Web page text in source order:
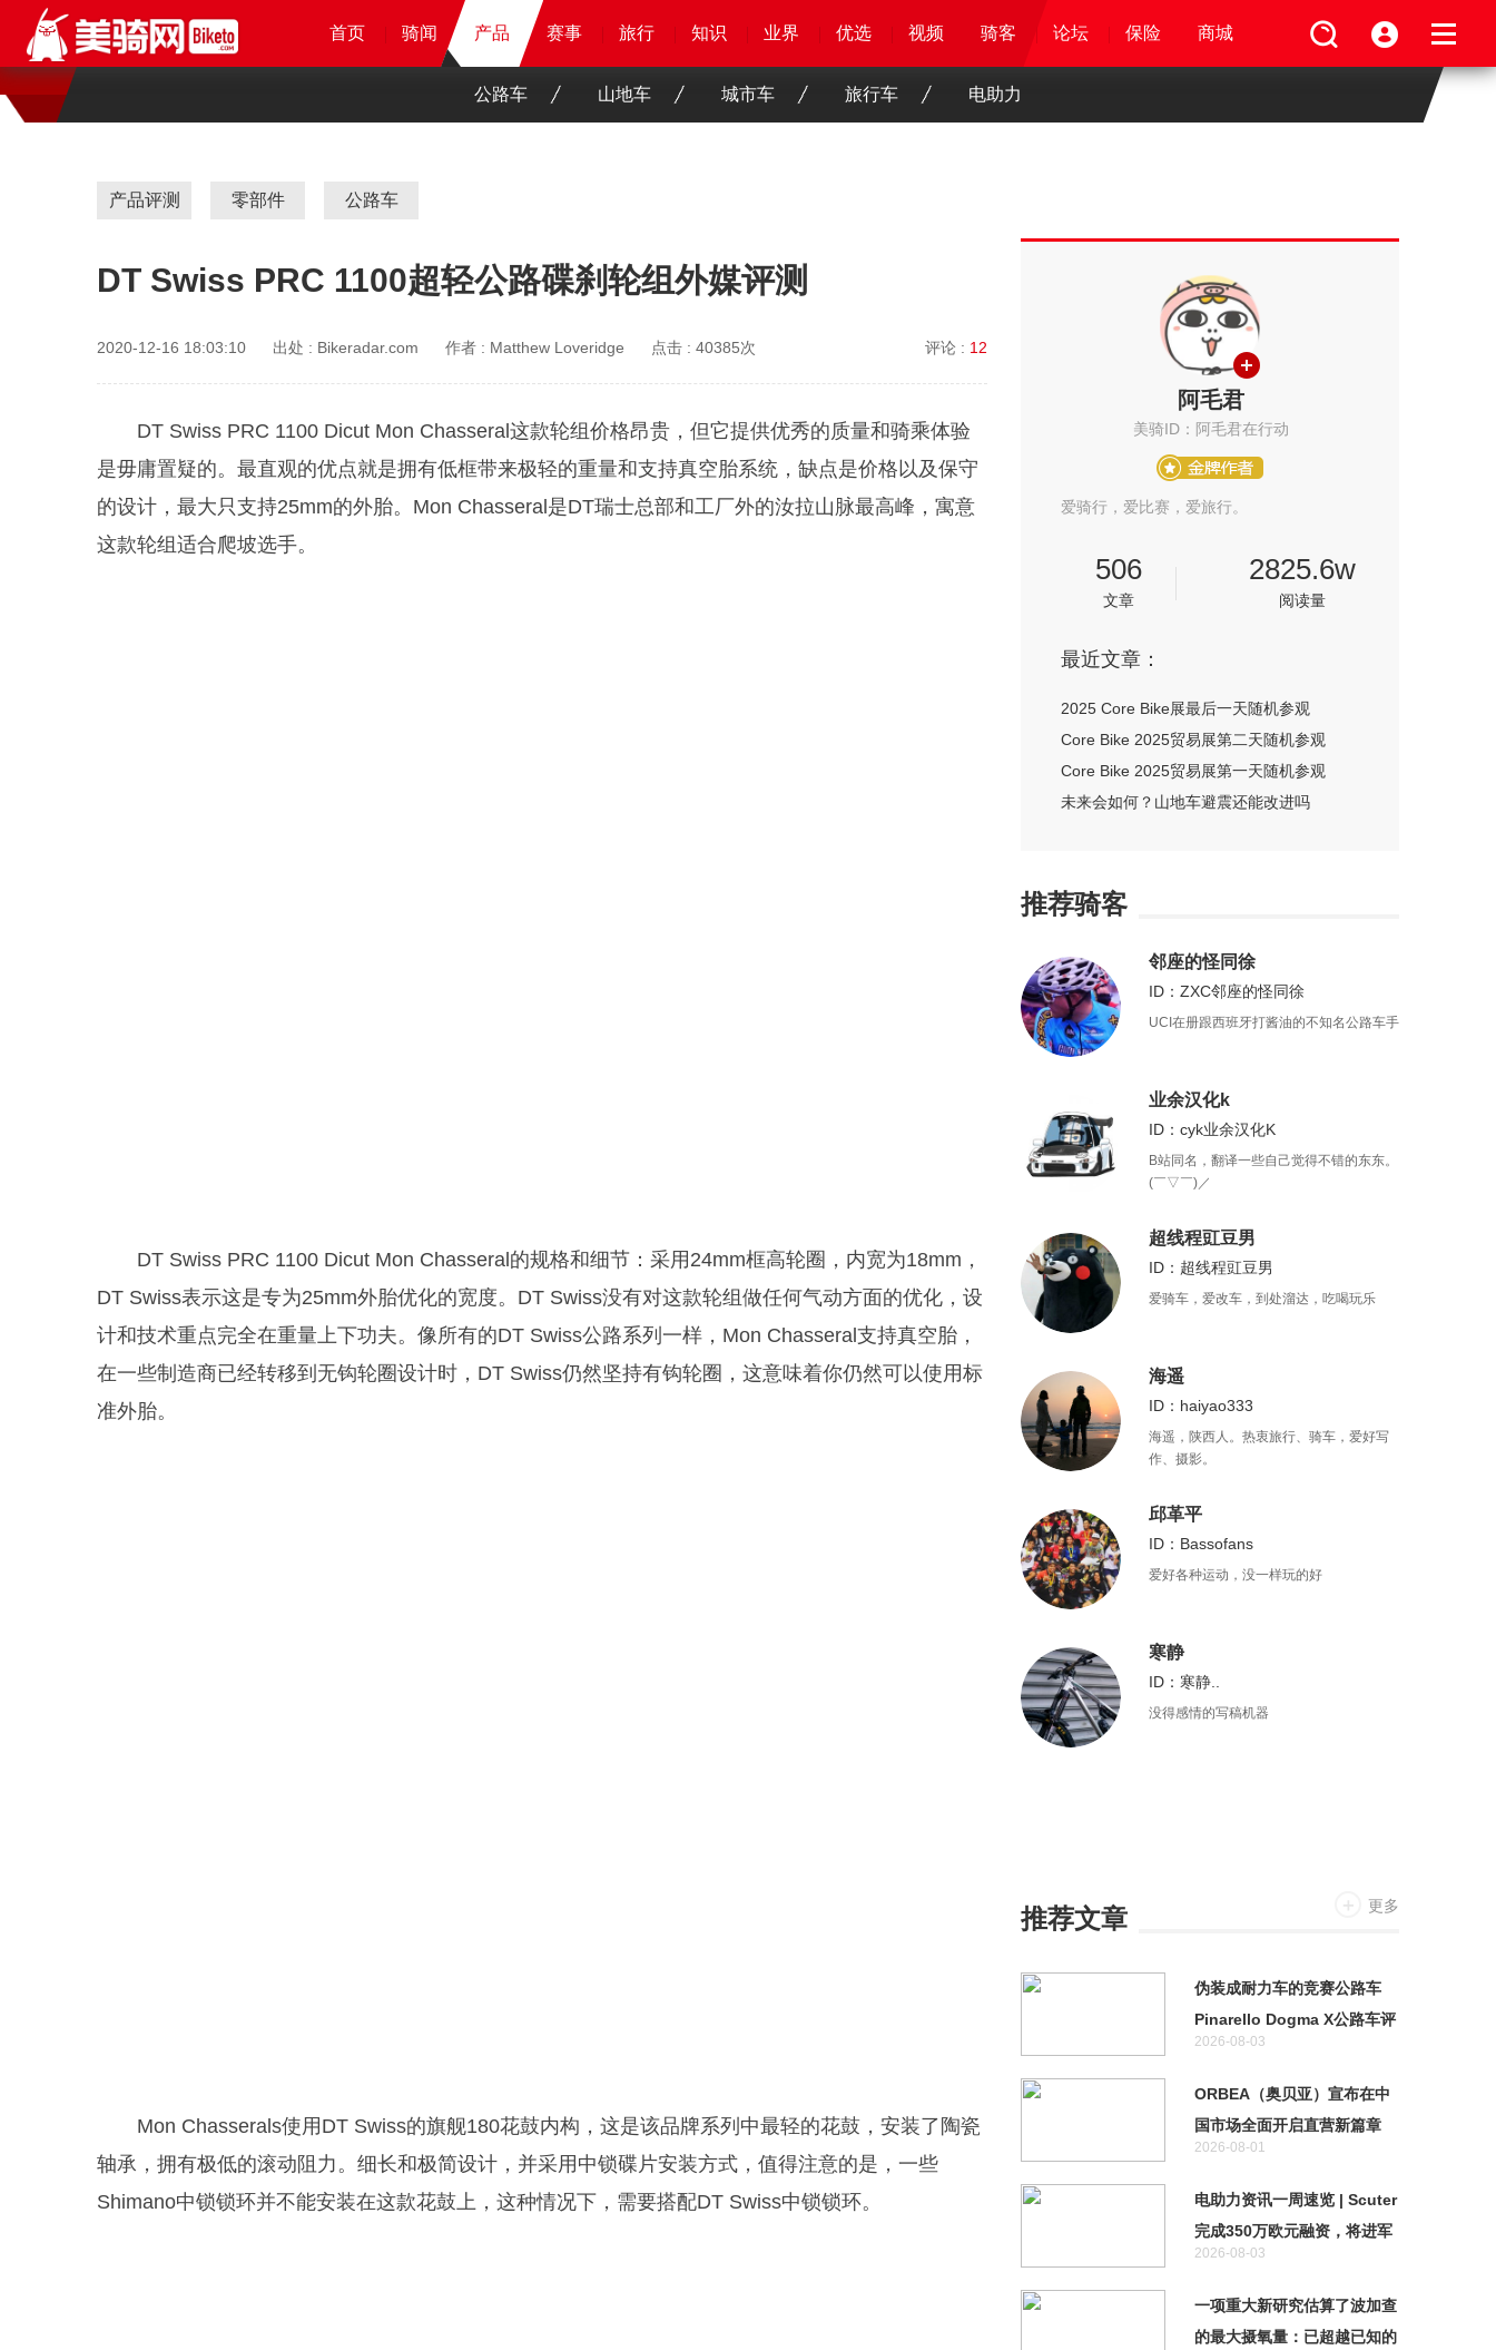
首页 赛事 旅行 知识 业界 优选 骑客 论坛 保险 商城
首页 骑闻 产品 赛事 旅行 知识 业界 优选 骑客 视频 论坛 保险 商城
首页 骑闻 产品 赛事 旅行 知识 业界 优选 视频 骑客 论坛 保险 商城
首页 骑闻 产品 赛事 旅行 知识 业界 优选 视频 骑客 论坛 保险 商城
公路车 山地车 城市车 旅行车 电助力
产品评测 零部件 公路车
DT Swiss PRC 1100超轻公路碟刹轮组外媒评测
2020-12-16 18:03:10 出处 : Bikeradar.com 作者 : Matthew Loveridge 点击 : 40385次 评论 : 12
DT Swiss PRC 1100 Dicut Mon Chasseral这款轮组价格昂贵，但它提供优秀的质量和骑乘体验
是毋庸置疑的。最直观的优点就是拥有低框带来极轻的重量和支持真空胎系统，缺点是价格以及保守
的设计，最大只支持25mm的外胎。Mon Chasseral是DT瑞士总部和工厂外的汝拉山脉最高峰，寓意
这款轮组适合爬坡选手。
DT Swiss PRC 1100 Dicut Mon Chasseral的规格和细节：采用24mm框高轮圈，内宽为18mm，
DT Swiss表示这是专为25mm外胎优化的宽度。DT Swiss没有对这款轮组做任何气动方面的优化，设
计和技术重点完全在重量上下功夫。像所有的DT Swiss公路系列一样，Mon Chasseral支持真空胎，
在一些制造商已经转移到无钩轮圈设计时，DT Swiss仍然坚持有钩轮圈，这意味着你仍然可以使用标
准外胎。
Mon Chasserals使用DT Swiss的旗舰180花鼓内构，这是该品牌系列中最轻的花鼓，安装了陶瓷
轴承，拥有极低的滚动阻力。细长和极简设计，并采用中锁碟片安装方式，值得注意的是，一些
Shimano中锁锁环并不能安装在这款花鼓上，这种情况下，需要搭配DT Swiss中锁锁环。
阿毛君
美骑ID：阿毛君在行动
爱骑行，爱比赛，爱旅行。
506
文章
2825.6w
阅读量
最近文章：
2025 Core Bike展最后一天随机参观
Core Bike 2025贸易展第二天随机参观
Core Bike 2025贸易展第一天随机参观
未来会如何？山地车避震还能改进吗
推荐骑客
邻座的怪同徐
ID：ZXC邻座的怪同徐
UCI在册跟西班牙打酱油的不知名公路车手
业余汉化k
ID：cyk业余汉化K
B站同名，翻译一些自己觉得不错的东东。
(￣▽￣)／
超线程豇豆男
ID：超线程豇豆男
爱骑车，爱改车，到处溜达，吃喝玩乐
海遥
ID：haiyao333
海遥，陕西人。热衷旅行、骑车，爱好写
作、摄影。
邱革平
ID：Bassofans
爱好各种运动，没一样玩的好
寒静
ID：寒静..
没得感情的写稿机器
推荐文章 更多
伪装成耐力车的竞赛公路车
Pinarello Dogma X公路车评
测
2026-08-03
ORBEA（奥贝亚）宣布在中
国市场全面开启直营新篇章
2026-08-01
电助力资讯一周速览 | Scuter
完成350万欧元融资，将进军
自动驾驶领域
2026-08-03
一项重大新研究估算了波加查
的最大摄氧量：已超越已知的